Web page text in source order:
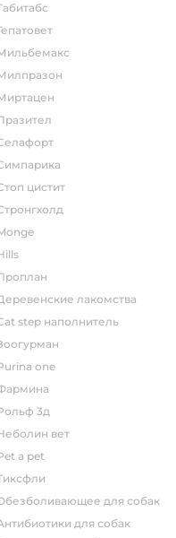
габитабс
гепатовет
мильбемакс
милпразон
миртацен
празител
селафорт
симпарика
стоп цистит
стронгхолд
monge
hills
проплан
деревенские лакомства
cat step наполнитель
зоогурман
purina one
фармина
рольф 3д
неболин вет
pet a pet
тиксфли
обезболивающее для собак
антибиотики для собак